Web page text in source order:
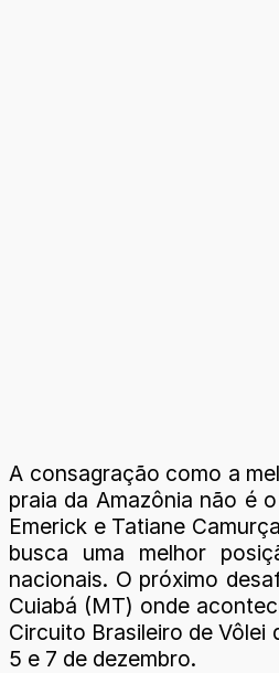
A consagração como a
praia da Amazônia não é
Emerick e Tatiane
busca uma melhor
nacionais. O próximo
Cuiabá (MT) onde
Circuito Brasileiro de Vôlei
5 e 7 de dezembro.